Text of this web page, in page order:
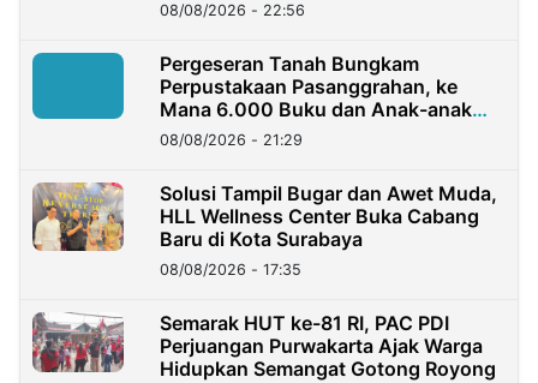
08/08/2026 - 22:56
Pergeseran Tanah Bungkam
Perpustakaan Pasanggrahan, ke
Mana 6.000 Buku dan Anak-anak
Kini?
08/08/2026 - 21:29
Solusi Tampil Bugar dan Awet Muda,
HLL Wellness Center Buka Cabang
Baru di Kota Surabaya
08/08/2026 - 17:35
Semarak HUT ke-81 RI, PAC PDI
Perjuangan Purwakarta Ajak Warga
Hidupkan Semangat Gotong Royong